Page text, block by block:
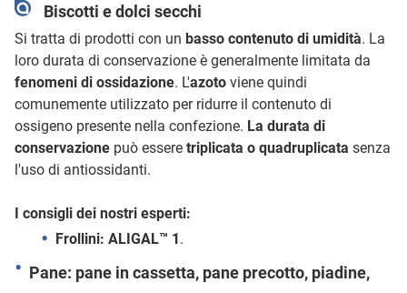
Biscotti e dolci secchi
Si tratta di prodotti con un basso contenuto di umidità. La
loro durata di conservazione è generalmente limitata da
fenomeni di ossidazione. L'azoto viene quindi
comunemente utilizzato per ridurre il contenuto di
ossigeno presente nella confezione. La durata di
conservazione può essere triplicata o quadruplicata senza
l'uso di antiossidanti.
I consigli dei nostri esperti:
Frollini: ALIGAL™ 1.
Pane: pane in cassetta, pane precotto, piadine,